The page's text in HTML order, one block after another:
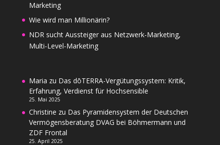
Marketing
Wie wird man Millionärin?
NDR sucht Aussteiger aus Netzwerk-Marketing,
Multi-Level-Marketing
Maria zu Das dōTERRA-Vergütungssystem: Kritik,
Erfahrung, Verdienst für Hochsensible
25. Mai 2025
Christine zu Das Pyramidensystem der Deutschen
Vermögensberatung DVAG bei Böhmermann und
ZDF Frontal
25. April 2025